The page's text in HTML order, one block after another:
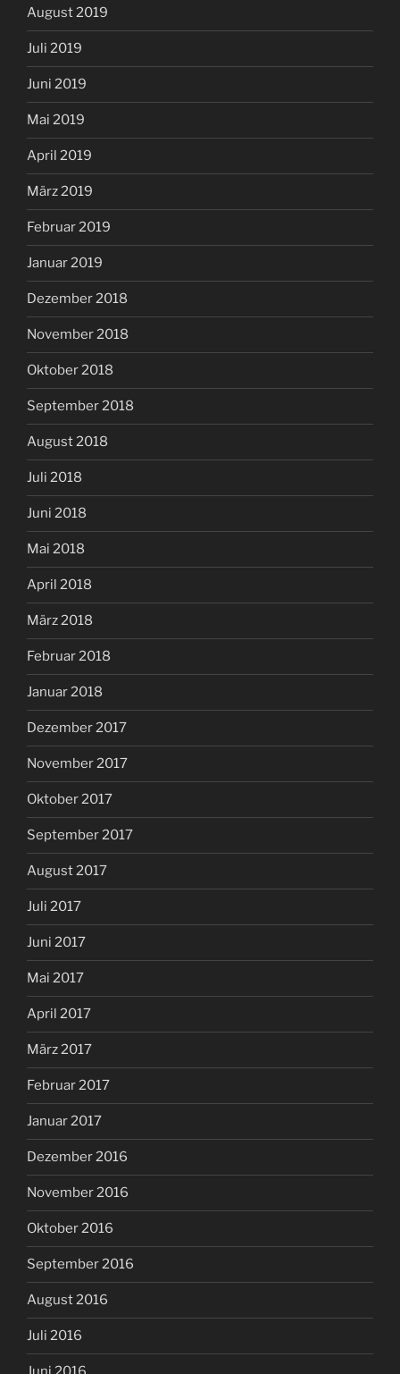
August 2019
Juli 2019
Juni 2019
Mai 2019
April 2019
März 2019
Februar 2019
Januar 2019
Dezember 2018
November 2018
Oktober 2018
September 2018
August 2018
Juli 2018
Juni 2018
Mai 2018
April 2018
März 2018
Februar 2018
Januar 2018
Dezember 2017
November 2017
Oktober 2017
September 2017
August 2017
Juli 2017
Juni 2017
Mai 2017
April 2017
März 2017
Februar 2017
Januar 2017
Dezember 2016
November 2016
Oktober 2016
September 2016
August 2016
Juli 2016